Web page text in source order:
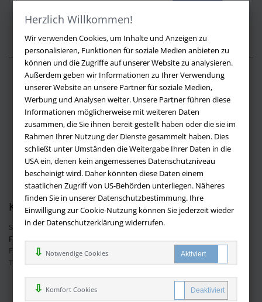
Herzlich Willkommen!
Wir verwenden Cookies, um Inhalte und Anzeigen zu
personalisieren, Funktionen für soziale Medien anbieten zu
können und die Zugriffe auf unserer Website zu analysieren.
Außerdem geben wir Informationen zu Ihrer Verwendung
unserer Website an unsere Partner für soziale Medien,
Werbung und Analysen weiter. Unsere Partner führen diese
Informationen möglicherweise mit weiteren Daten
zusammen, die Sie ihnen bereit gestellt haben oder die sie im
Rahmen Ihrer Nutzung der Dienste gesammelt haben. Dies
schließt unter Umständen die Weitergabe Ihrer Daten in die
USA ein, denen kein angemessenes Datenschutzniveau
bescheinigt wird. Daher könnten diese Daten einem
staatlichen Zugriff von US-Behörden unterliegen. Näheres
finden Sie in unserer Datenschutzbestimmung. Ihre
Einwilligung zur Cookie-Nutzung können Sie jederzeit wieder
in der Datenschutzerklärung widerrufen.
Notwendige Cookies
Komfort Cookies
Über buchversandmimpf2000.de
Impressum
Versandbedingungen
Widerruf
Batteriehinweis
AGB
Datenschutz
Kontakt
Sie haben Fragen?Hier finden Sie Antworten auf häufig gestellte
Fragen.
Fragen per E-Mail:info@buchversandmimpf2000.de
Telefon: +49 (0)9209 20 23 188
Ihre Vorteile bei uns
Kostenloser Versand innerhalb Deutschlands